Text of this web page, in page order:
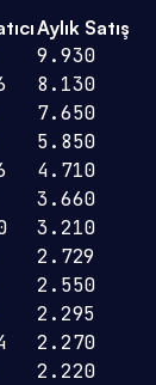
Aylık Satış
9.930
8.130
7.650
5.850
4.710
3.660
3.210
2.729
2.550
2.295
2.270
2.220